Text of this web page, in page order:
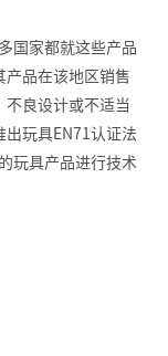
国家都就这些产品
产品在该地区销售
不良设计或不适当
玩具EN71认证法
玩具产品进行技术